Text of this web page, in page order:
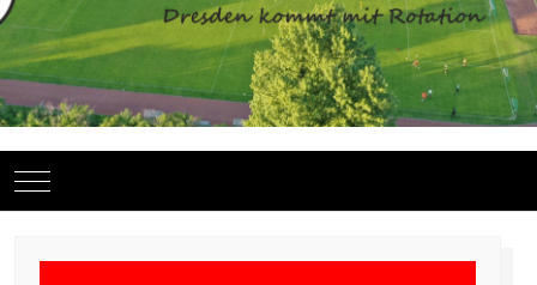
Mobile Menu Toggle